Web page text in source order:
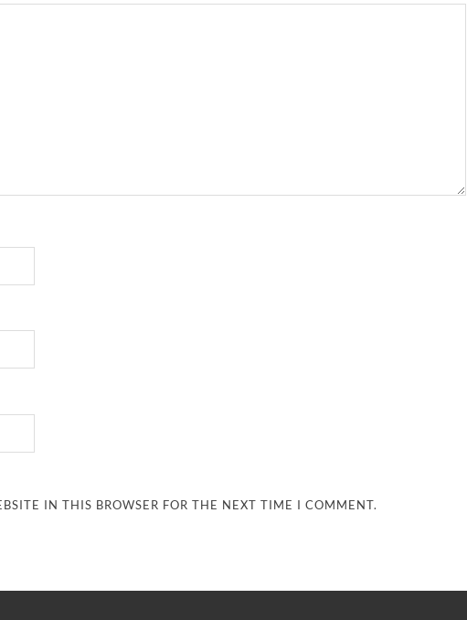
IN THIS BROWSER FOR THE NEXT TIME I COMMENT.